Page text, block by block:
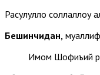
Расулуллоҳ соллаллоҳу
Бешинчидан,
Имом Шофиъий